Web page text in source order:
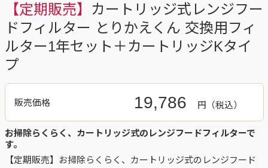
【定期販売】
カートリッジ式レンジフー
ドフィルター とりかえくん 交換用フィ
ルター1年セット＋カートリッジKタイ
プ
販売価格 19,786 円
お掃除らくらく、カートリッジ式のレンジフードフィルターで
す。
【定期販売】お掃除らくらく、カートリッジ式のレンジフード